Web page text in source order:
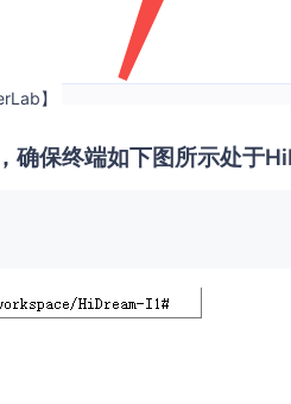
】
确保终端如下图所示处于